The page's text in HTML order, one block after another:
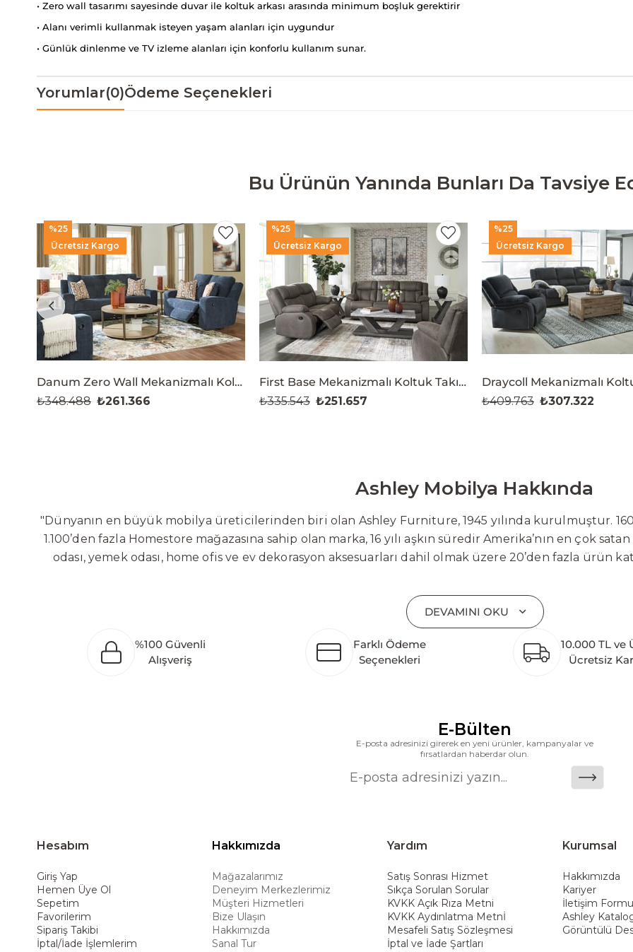
• Zero wall tasarımı sayesinde duvar ile koltuk arkası arasında minimum boşluk gerektirir
• Alanı verimli kullanmak isteyen yaşam alanları için uygundur
• Günlük dinlenme ve TV izleme alanları için konforlu kullanım sunar.
Yorumlar(0)Ödeme Seçenekleri
Bu Ürünün Yanında Bunları Da Tavsiye
Danum Zero Wall Mekanizmalı Koltuk Takımı (3+2+1)
₺261.366
₺348.488
Ücretsiz Kargo
%25
First Base Mekanizmalı Koltuk Takımı (3+2+1)
₺251.657
₺335.543
Ücretsiz Kargo
%25
₺307.322
₺409.763
Ücretsiz Kargo
%25
Ashley Mobilya Hakkında
"Dünyanın en büyük mobilya üreticilerinden biri olan Ashley Furniture, 1945 yılında kurulmuştur.
1.100’den fazla Homestore mağazasına sahip olan marka, 16 yılı aşkın süredir Amerika’nın en çok
odası, yemek odası, home ofis ve ev dekorasyon aksesuarları dahil olmak üzere 20’den fazla ürün
global altyapısı sayesinde dünya çapında önemli bir pazar payına ulaşmıştır. Marka; sadece
yaratacağı değerlere odaklanarak sürekli gelişimi temel yaklaşım olarak benimsemektedir.
Bölgesi’nde 100 dönüm arazi üzerine kurulan üretim tesisinin altyapısı tamamlanmıştır. Ashley
oluşturarak Orta Doğu, Avrupa ve Kuzey Afrika pazarlarına hizmet vermektir. Dünya genelinde 7
Türkiye’de üretim yapması, istihdam ve ekonomik katkı açısından önemli bir değer yaratmaktadır.
ürünleriyle kullanıcılarına uzun ömürlü çözümler sunar. Teknoloji ve mağazacılığı bir araya
deneyimiyle müşterilerine üstün bir alışveriş deneyimi sunmak ve bu konforu her eve taşımak
DEVAMINI OKU
%100 Güvenli
Alışveriş
Farklı Ödeme
Seçenekleri
10.000 TL ve
Ücretsiz
E-Bülten
E-posta adresinizi girerek en yeni ürünler, kampanyalar ve
fırsatlardan haberdar olun.
Hesabım
Giriş Yap
Hemen Üye Ol
Sepetim
Favorilerim
Sipariş Takibi
İptal/İade İşlemlerim
Hakkımızda
Mağazalarımız
Deneyim Merkezlerimiz
Müşteri Hizmetleri
Bize Ulaşın
Hakkımızda
Sanal Tur
Yardım
Satış Sonrası Hizmet
Sıkça Sorulan Sorular
KVKK Açık Rıza Metni
KVKK Aydınlatma Metnİ
Mesafeli Satış Sözleşmesi
İptal ve İade Şartları
Kurumsal
Hakkımızda
Kariyer
İletişim Formu
Ashley
Görüntülü